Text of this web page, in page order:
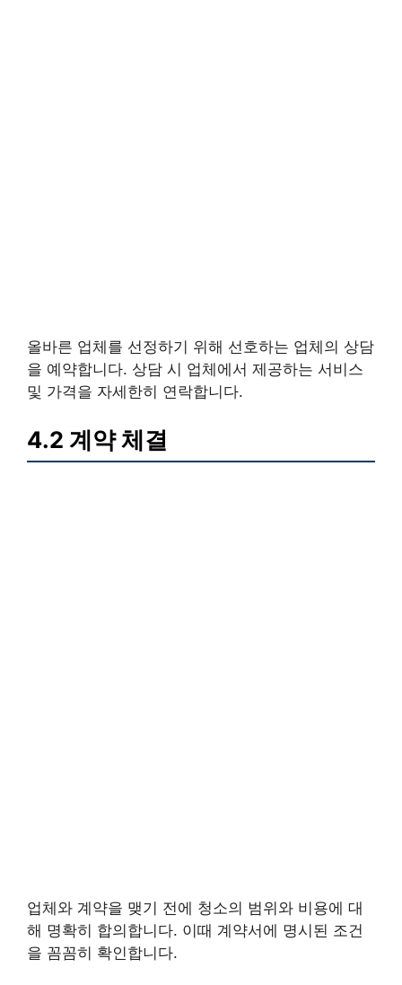
올바른 업체를 선정하기 위해 선호하는 업체의 상담
을 예약합니다. 상담 시 업체에서 제공하는 서비스
및 가격을 자세한히 연락합니다.
4.2 계약 체결
업체와 계약을 맺기 전에 청소의 범위와 비용에 대
해 명확히 합의합니다. 이때 계약서에 명시된 조건
을 꼼꼼히 확인합니다.